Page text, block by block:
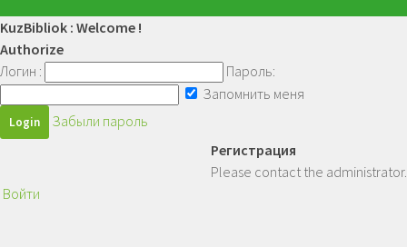
KuzBibliok : Welcome !
Authorize
Логин :
Пароль:
Запомнить меня
Забыли пароль
Регистрация
Please contact the administrator.
Войти